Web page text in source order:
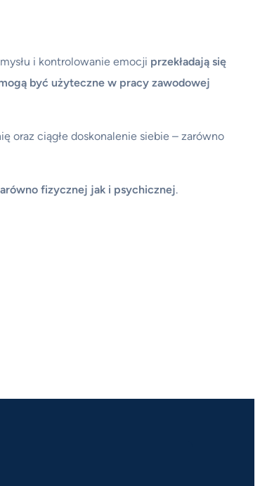
i kontrolowanie emocji przekładają się
być użyteczne w pracy zawodowej
oraz ciągłe doskonalenie siebie – zarówno
fizycznej jak i psychicznej.